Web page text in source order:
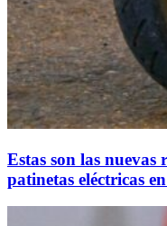
Estas son las nuevas
patinetas eléctricas